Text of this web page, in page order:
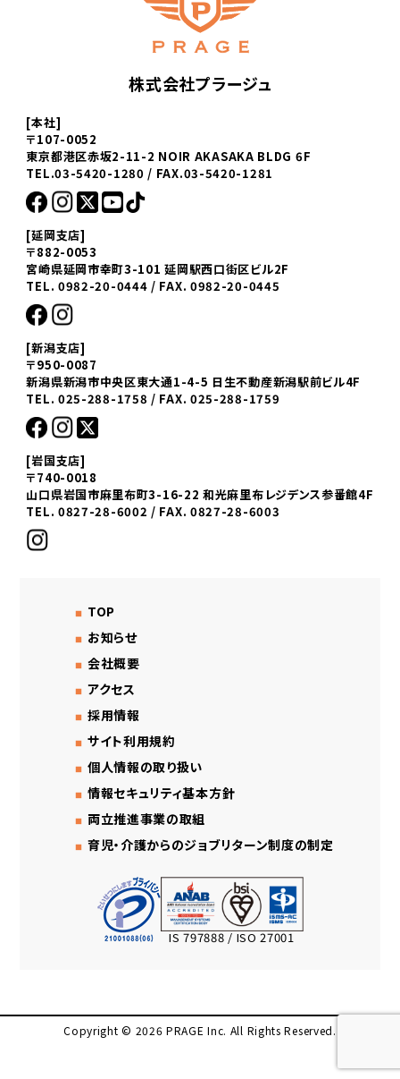
株式会社プラージュ
[本社]
〒107-0052
東京都港区赤坂2-11-2 NOIR AKASAKA BLDG 6F
TEL.03-5420-1280 / FAX.03-5420-1281
[延岡支店]
〒882-0053
宮崎県延岡市幸町3-101 延岡駅西口街区ビル2F
TEL. 0982-20-0444 / FAX. 0982-20-0445
[新潟支店]
〒950-0087
新潟県新潟市中央区東大通1-4-5 日生不動産新潟駅前ビル4F
TEL. 025-288-1758 / FAX. 025-288-1759
[岩国支店]
〒740-0018
山口県岩国市麻里布町3-16-22 和光麻里布レジデンス参番館4F
TEL. 0827-28-6002 / FAX. 0827-28-6003
TOP
お知らせ
会社概要
アクセス
採用情報
サイト利用規約
個人情報の取り扱い
情報セキュリティ基本方針
両立推進事業の取組
育児・介護からのジョブリターン制度の制定
IS 797888 / ISO 27001
Copyright © 2026 PRAGE Inc. All Rights Reserved.